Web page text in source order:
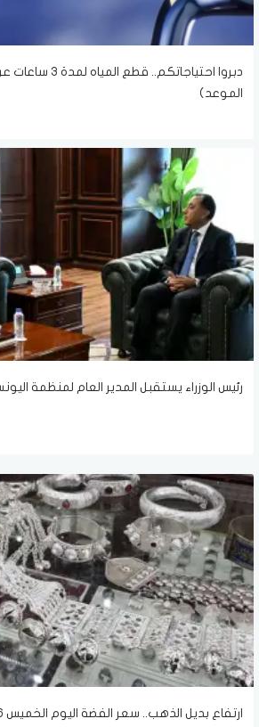
دبروا
الموعد)
رئيس الوزراء يستقبل المدير العام لمنظمة